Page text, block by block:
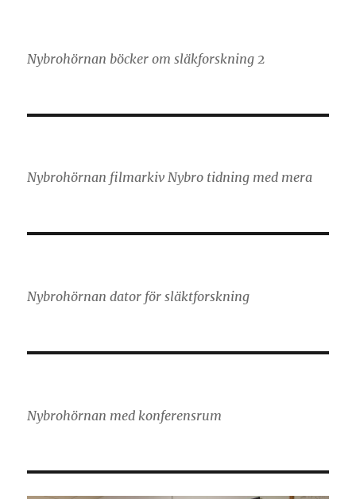
Nybrohörnan böcker om släkforskning 2
Nybrohörnan filmarkiv Nybro tidning med mera
Nybrohörnan dator för släktforskning
Nybrohörnan med konferensrum